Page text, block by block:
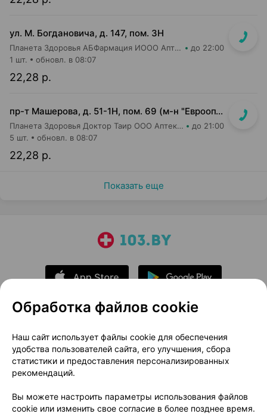
ул. М. Богдановича, д. 147, пом. 3Н
Планета Здоровья АБФармация ИООО Аптека №8 до 22:00
22,28 р.
1 шт. обновл. в 08:07
пр-т Машерова, д. 51-1Н, пом. 69 (м-н "Евроопт")
Планета Здоровья Доктор Таир ООО Аптека №8 до 21:00
22,28 р.
5 шт. обновл. в 08:07
Показать еще
О проекте
Новости проекта
Размещение рекламы
Медицинский маркетинг
Публичный договор
Доставка
Способы оплаты
Вакансии
Партнеры
Обработка файлов cookie
Наш сайт использует файлы cookie для обеспечения
удобства пользователей сайта, его улучшения, сбора
статистики и предоставления персонализированных
рекомендаций.
Вы можете настроить параметры использования файлов
cookie или изменить свое согласие в более позднее время.